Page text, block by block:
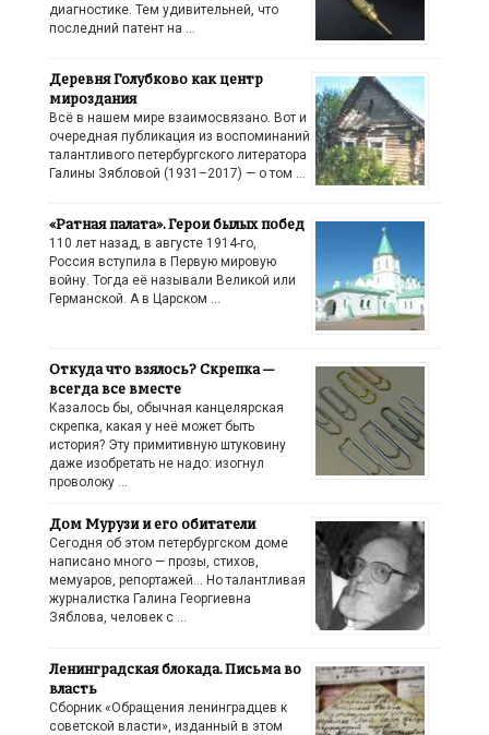
диагностике. Тем удивительней, что
последний патент на …
Деревня Голубково как центр
мироздания
Всё в нашем мире взаимосвязано. Вот и
очередная публикация из воспоминаний
талантливого петербургского литератора
Галины Зябловой (1931–2017) — о том …
«Ратная палата». Герои былых побед
110 лет назад, в августе 1914-го,
Россия вступила в Первую мировую
войну. Тогда её называли Великой или
Германской. А в Царском …
Откуда что взялось? Скрепка —
всегда все вместе
Казалось бы, обычная канцелярская
скрепка, какая у неё может быть
история? Эту примитивную штуковину
даже изобретать не надо: изогнул
проволоку …
Дом Мурузи и его обитатели
Сегодня об этом петербургском доме
написано много — прозы, стихов,
мемуаров, репортажей… Но талантливая
журналистка Галина Георгиевна
Зяблова, человек с …
Ленинградская блокада. Письма во
власть
Сборник «Обращения ленинградцев к
советской власти», изданный в этом